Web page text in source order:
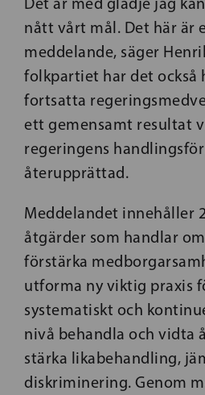
nått vårt mål. Det här är
meddelande, säger
folkpartiet har det också
fortsatta
ett gemensamt resultat
regeringens
återupprättad.
Meddelandet innehåller
åtgärder som handlar
förstärka
utforma ny viktig praxis
systematiskt och
nivå behandla och vidta
stärka likabehandling,
diskriminering. Genom